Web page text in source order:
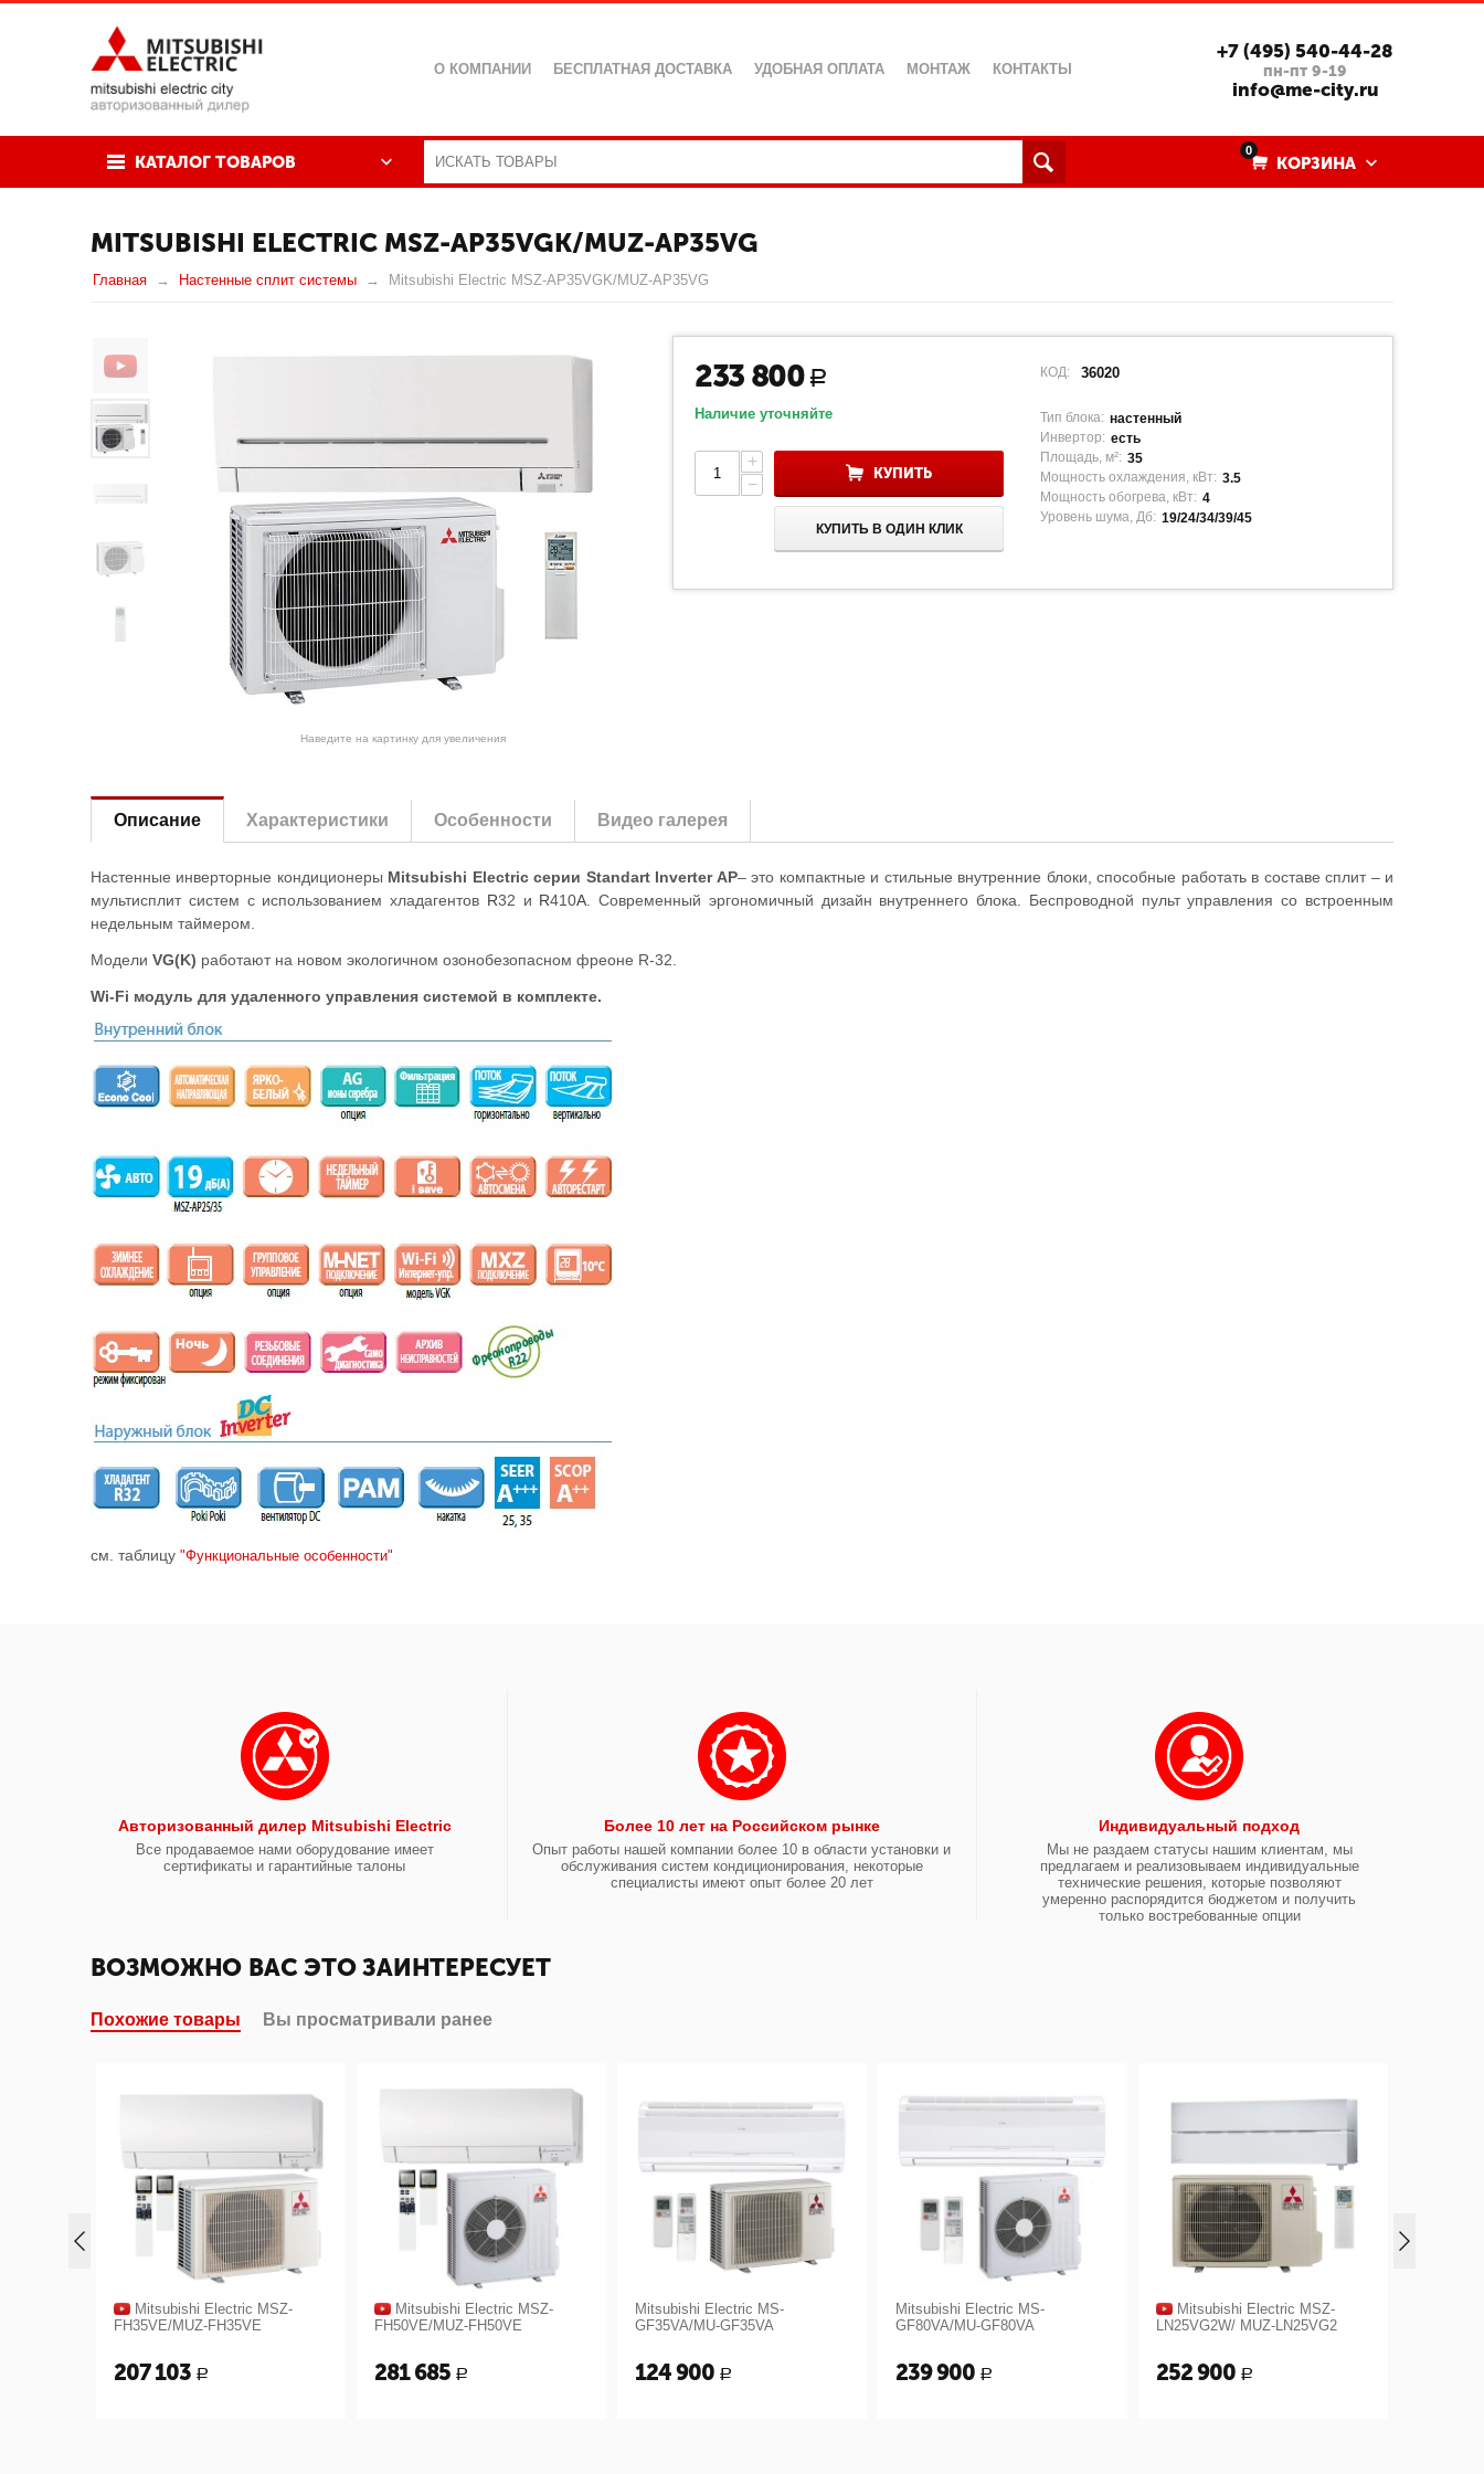
О КОМПАНИИ БЕСПЛАТНАЯ ДОСТАВКА УДОБНАЯ ОПЛАТА МОНТАЖ КОНТАКТЫ
+7 (495) 540-44-28
пн-пт 9-19
info@me-city.ru
КАТАЛОГ ТОВАРОВ
0
КОРЗИНА
MITSUBISHI ELECTRIC MSZ-AP35VGK/MUZ-AP35VG
Главная Настенные сплит системы Mitsubishi Electric MSZ-AP35VGK/MUZ-AP35VG
Наведите на картинку для увеличения
233 800 Р
Наличие уточняйте
+
−
КУПИТЬ
КУПИТЬ В ОДИН КЛИК
КОД: 36020
Тип блока: настенный
Инвертор: есть
Площадь, м²: 35
Мощность охлаждения, кВт: 3.5
Мощность обогрева, кВт: 4
Уровень шума, Дб: 19/24/34/39/45
Описание Характеристики Особенности Видео галерея
Настенные инверторные кондиционеры Mitsubishi Electric серии Standart Inverter AP– это компактные и стильные внутренние блоки, способные работать в составе сплит – и
мультисплит систем с использованием хладагентов R32 и R410A . Современный эргономичный дизайн внутреннего блока. Беспроводной пульт управления со встроенным
недельным таймером.
Модели VG(K) работают на новом экологичном озонобезопасном фреоне R-32.
Wi-Fi модуль для удаленного управления системой в комплекте.
см. таблицу "Функциональные особенности"
Авторизованный дилер Mitsubishi Electric
Все продаваемое нами оборудование имеет
сертификаты и гарантийные талоны
Более 10 лет на Российском рынке
Опыт работы нашей компании более 10 в области установки и
обслуживания систем кондиционирования, некоторые
специалисты имеют опыт более 20 лет
Индивидуальный подход
Мы не раздаем статусы нашим клиентам, мы
предлагаем и реализовываем индивидуальные
технические решения, которые позволяют
умеренно распорядится бюджетом и получить
только востребованные опции
ВОЗМОЖНО ВАС ЭТО ЗАИНТЕРЕСУЕТ
Похожие товары Вы просматривали ранее
Mitsubishi Electric MSZ-
FH35VE/MUZ-FH35VE
207 103 Р
Mitsubishi Electric MSZ-
FH50VE/MUZ-FH50VE
281 685 Р
Mitsubishi Electric MS-
GF35VA/MU-GF35VA
124 900 Р
Mitsubishi Electric MS-
GF80VA/MU-GF80VA
239 900 Р
Mitsubishi Electric MSZ-
LN25VG2W/ MUZ-LN25VG2
252 900 Р